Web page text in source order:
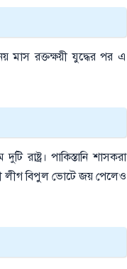
মাস রক্তক্ষয়ী যুদ্ধের পর এ
রাষ্ট্র। পাকিস্তানি শাসকরা
লীগ বিপুল ভোটে জয় পেলেও